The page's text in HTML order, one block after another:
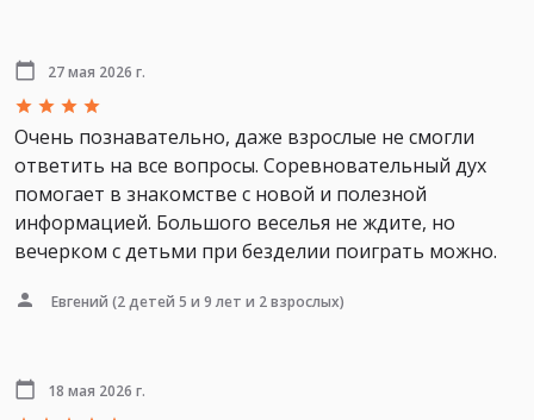
27 мая 2026 г.
Очень познавательно, даже взрослые не смогли
ответить на все вопросы. Соревновательный дух
помогает в знакомстве с новой и полезной
информацией. Большого веселья не ждите, но
вечерком с детьми при безделии поиграть можно.
Евгений (2 детей 5 и 9 лет и 2 взрослых)
18 мая 2026 г.